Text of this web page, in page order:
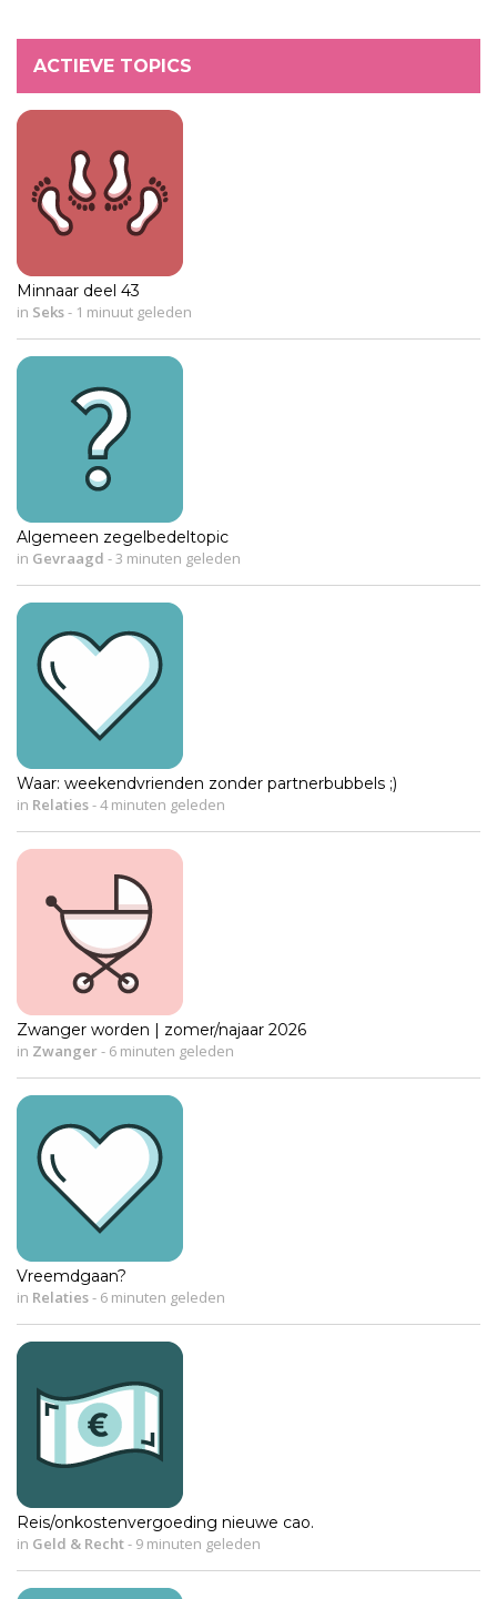
ACTIEVE TOPICS
Minnaar deel 43
in Seks- 1 minuut geleden
Algemeen zegelbedeltopic
in Gevraagd - 3 minuten geleden
Waar: weekendvrienden zonder partnerbubbels ;)
in Relaties-4 minuten geleden
Zwanger worden | zomer/najaar 2026
in Zwanger- 6 minuten geleden
Vreemdgaan?
in Relaties- 6 minuten geleden
Reis/onkostenvergoeding nieuwe cao.
in Geld & Recht- 9 minuten geleden